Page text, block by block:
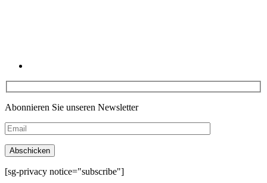
Abonnieren Sie unseren Newsletter
[sg-privacy notice="subscribe"]